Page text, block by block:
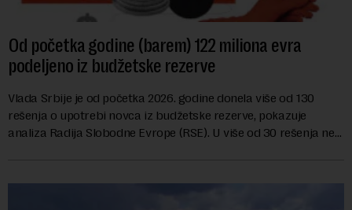
Od početka godine (barem) 122 miliona evra
podeljeno iz budžetske rezerve
Vlada Srbije je od početka 2026. godine donela više od 130
rešenja o upotrebi novca iz budžetske rezerve, pokazuje
analiza Radija Slobodne Evrope (RSE). U više od 30 rešenja ne